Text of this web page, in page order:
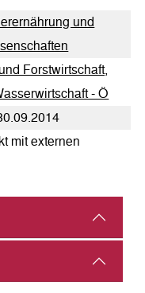
und
Forstwirtschaft,
- Ö
mit externen